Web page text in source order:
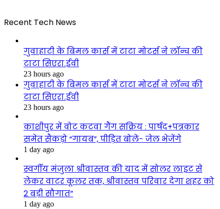
Recent Tech News
गुवाहाटी के बिमल कार्स में टाटा मोटर्स ने लॉन्च की
टाटा सिएरा.ईवी
23 hours ago
गुवाहाटी के बिमल कार्स में टाटा मोटर्स ने लॉन्च की
टाटा सिएरा.ईवी
23 hours ago
काशीपुर में वोट कटवा गैंग सक्रिय : पार्षद+पत्रकार
समेत सैकड़ो “गायब”, पीड़ित बोले- जेल भेजेंगे
1 day ago
स्वर्गीय मंजुला श्रीवास्तव की याद में सोलर लाइट से
लेकर वाटर कूलर तक, श्रीवास्तव परिवार देगा शहर को
2 बड़ी सौगात”
1 day ago